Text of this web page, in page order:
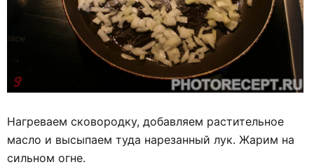
Нагреваем сковородку, добавляем растительное
масло и высыпаем туда нарезанный лук. Жарим на
сильном огне.